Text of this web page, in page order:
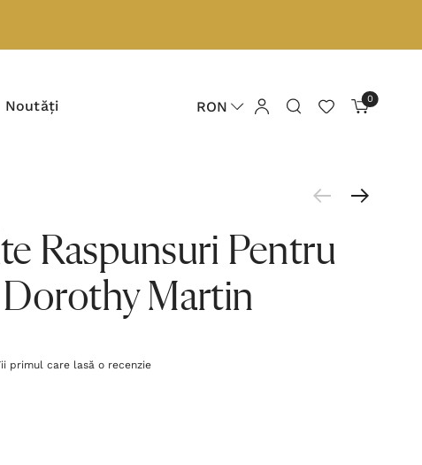
Noutăți RON 0
Raspunsuri Pentru
Dorothy Martin
primul care lasă o recenzie